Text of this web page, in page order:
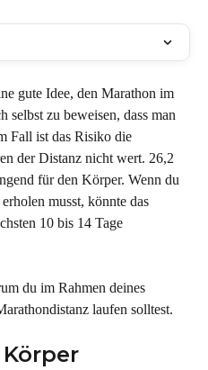
gute Idee, den Marathon im
selbst zu beweisen, dass man
Fall ist das Risiko die
der Distanz nicht wert. 26,2
für den Körper. Wenn du
musst, könnte das
10 bis 14 Tage
du im Rahmen deines
laufen solltest.